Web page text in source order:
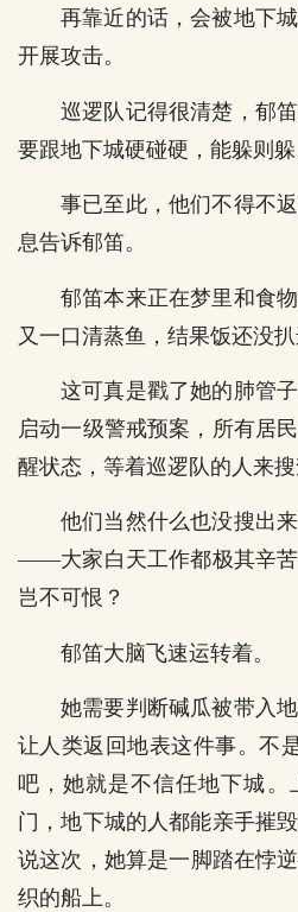
再靠近的话，会被地下
开展攻击。
巡逻队记得很清楚，郁
要跟地下城硬碰硬，能躲则躲
事已至此，他们不得不
息告诉郁笛。
郁笛本来正在梦里和食
又一口清蒸鱼，结果饭还没扒
这可真是戳了她的肺管
启动一级警戒预案，所有居
醒状态，等着巡逻队的人来搜
他们当然什么也没搜出
——大家白天工作都极其辛
岂不可恨？
郁笛大脑飞速运转着。
她需要判断碱瓜被带入
让人类返回地表这件事。不
吧，她就是不信任地下城。
门，地下城的人都能亲手摧
说这次，她算是一脚踏在悖
织的船上。